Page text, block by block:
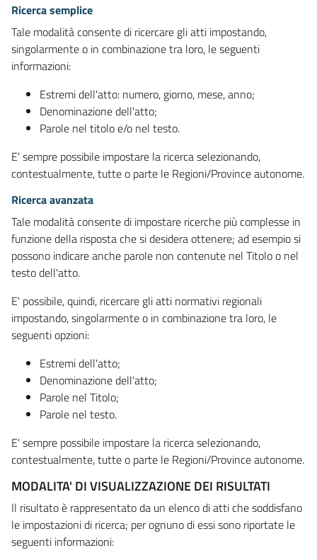
Ricerca semplice
Tale modalità consente di ricercare gli atti impostando,
singolarmente o in combinazione tra loro, le seguenti
informazioni:
Estremi dell'atto: numero, giorno, mese, anno;
Denominazione dell'atto;
Parole nel titolo e/o nel testo.
E' sempre possibile impostare la ricerca selezionando,
contestualmente, tutte o parte le Regioni/Province autonome.
Ricerca avanzata
Tale modalità consente di impostare ricerche più complesse in
funzione della risposta che si desidera ottenere; ad esempio si
possono indicare anche parole non contenute nel Titolo o nel
testo dell'atto.
E' possibile, quindi, ricercare gli atti normativi regionali
impostando, singolarmente o in combinazione tra loro, le
seguenti opzioni:
Estremi dell'atto;
Denominazione dell'atto;
Parole nel Titolo;
Parole nel testo.
E' sempre possibile impostare la ricerca selezionando,
contestualmente, tutte o parte le Regioni/Province autonome.
MODALITA' DI VISUALIZZAZIONE DEI RISULTATI
Il risultato è rappresentato da un elenco di atti che soddisfano
le impostazioni di ricerca; per ognuno di essi sono riportate le
seguenti informazioni: